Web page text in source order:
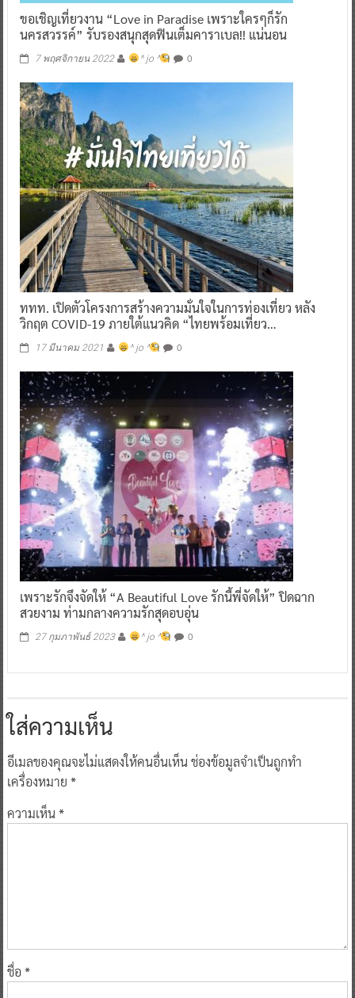
ขอเชิญเที่ยวงาน “Love in Paradise เพราะใครๆก็รัก
นครสวรรค์” รับรองสนุกสุดฟินเต็มคาราเบล!! แน่นอน
7 พฤศจิกายน 2022 ^ jo ^ 0
ททท. เปิดตัวโครงการสร้างความมั่นใจในการท่องเที่ยว หลัง
วิกฤต COVID-19 ภายใต้แนวคิด “ไทยพร้อมเที่ยว…
17 มีนาคม 2021 ^ jo ^ 0
เพราะรักจึงจัดให้ “A Beautiful Love รักนี้พี่จัดให้” ปิดฉาก
สวยงาม ท่ามกลางความรักสุดอบอุ่น
27 กุมภาพันธ์ 2023 ^ jo ^ 0
ใส่ความเห็น
อีเมลของคุณจะไม่แสดงให้คนอื่นเห็นช่องข้อมูลจำเป็นถูกทำ
เครื่องหมาย *
ความเห็น*
ชื่อ *